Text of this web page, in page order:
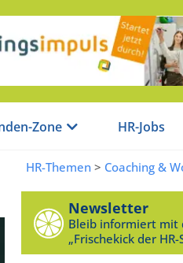
Zone HR-Jobs
HR-Themen > Coaching &
Newsletter
Bleib informiert mit
„Frischekick der HR-